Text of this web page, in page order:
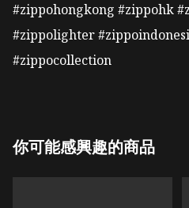
#zippohongkong #zippohk
#zippolighter
#zippocollection
你可能感興趣的商品